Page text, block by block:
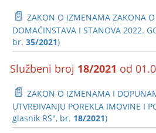
📄 ZAKON O IZMENAMA ZAKONA O
DOMAĆINSTAVA I STANOVA 2022.
br.35/2021)
Službeni broj 18/2021 od
📄 ZAKON O IZMENAMA I
UTVRĐIVANJU POREKLA IMOVINE I
glasnik RS", br. 18/2021)